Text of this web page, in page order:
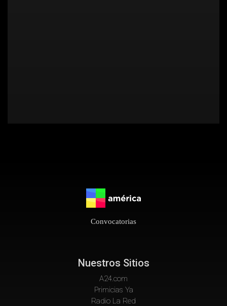
Convocatorias
Nuestros Sitios
A24.com
Primicias Ya
Radio La Red